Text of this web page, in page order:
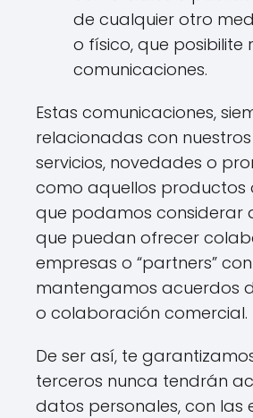
de cualquier otro
o físico, que posibilite
comunicaciones.
Estas comunicaciones,
relacionadas con
servicios, novedades o
como aquellos productos
que podamos considerar
que puedan ofrecer
empresas o “partners”
mantengamos acuerdos
o colaboración comercial.
De ser así, te
terceros nunca tendrán
datos personales, con las